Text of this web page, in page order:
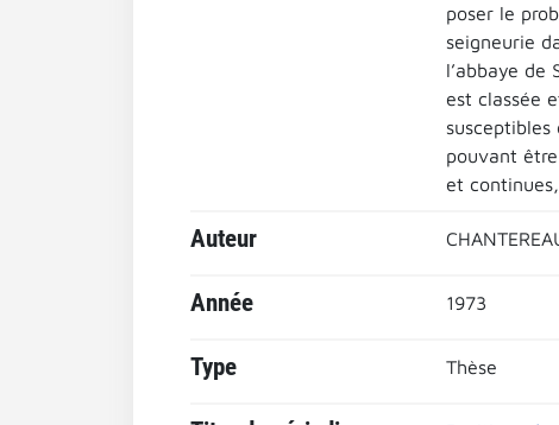
poser le
seigneurie
l’abbaye
est classée
pouvant
et
Auteur
Année 1973
Type Thèse